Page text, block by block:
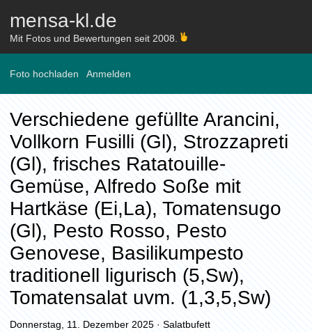
mensa-kl.de
Mit Fotos und Bewertungen seit 2008.
Foto hochladen Anmelden
Verschiedene gefüllte Arancini,
Vollkorn Fusilli (Gl), Strozzapreti
(Gl), frisches Ratatouille-
Gemüse, Alfredo Soße mit
Hartkäse (Ei,La), Tomatensugo
(Gl), Pesto Rosso, Pesto
Genovese, Basilikumpesto
traditionell ligurisch (5,Sw),
Tomatensalat uvm. (1,3,5,Sw)
Donnerstag, 11. Dezember 2025 · Salatbufett